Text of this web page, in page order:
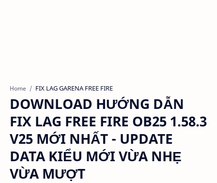
Home FIX LAG GARENA FREE FIRE
DOWNLOAD HƯỚNG DẪN
FIX LAG FREE FIRE OB25 1.58.3
V25 MỚI NHẤT - UPDATE
DATA KIỂU MỚI VỪA NHẸ
VỪA MƯỢT